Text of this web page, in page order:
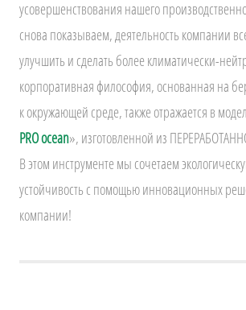
усовершенствования нашего
снова показываем, деятельность компании
улучшить и сделать более климатически-
корпоративная философия, основанная на
к окружающей среде, также отражается в
PRO ocean», изготовленной из
В этом инструменте мы сочетаем
устойчивость с помощью инновационных
компании!